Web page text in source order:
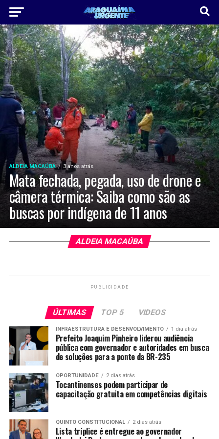
ALDEIA MACAÚBA 3 anos atrás
Mata fechada, pegada, uso de drone e
câmera térmica: Saiba como são as
buscas por indígena de 11 anos
ALDEIA MACAÚBA
PUBLICIDADE
ÚLTIMAS TOP 5 VIDEOS
INFRAESTRUTURA E DESENVOLVIMENTO 1 dia atrás
Prefeito Joaquim Pinheiro liderou audiência
pública com governador e autoridades em busca
de soluções para a ponte da BR-235
OPORTUNIDADE 2 dias atrás
Tocantinenses podem participar de
capacitação gratuita em competências digitais
QUINTO CONSTITUCIONAL 2 dias atrás
Lista tríplice é entregue ao governador